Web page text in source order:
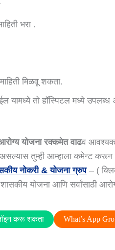
भरा .
मिळवू शकता.
यामध्ये तो हॉस्पिटल मध्ये
योजना रक्कमेत वाढव आवश्यक
असल्यास तुम्ही आम्हाला कमेन्ट
नोकरी & योजना ग्रुप– (
योजना आणि सर्वांसाठी
करू शकता What’s App